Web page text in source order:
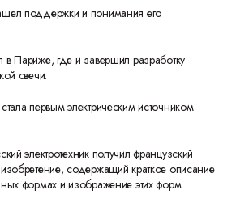
поддержки и понимания его
Париже, где и завершил разработку
свечи.
первым электрическим источником
электротехник получил французский
содержащий краткое описание
формах и изображение этих форм.